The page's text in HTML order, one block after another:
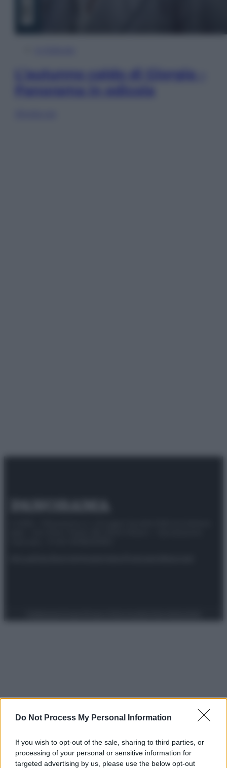
Do Not Process My Personal Information
If you wish to opt-out of the sale, sharing to third parties, or
processing of your personal or sensitive information for
targeted advertising by us, please use the below opt-out
L’autunno caldo di Giorgia –